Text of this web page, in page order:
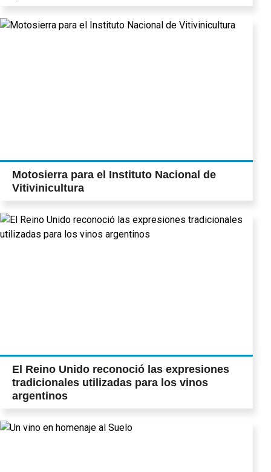
Motosierra para el Instituto Nacional de
Vitivinicultura
El Reino Unido reconoció las expresiones
tradicionales utilizadas para los vinos
argentinos